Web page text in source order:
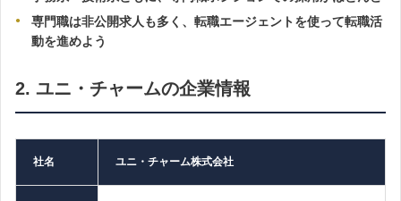
専門職は非公開求人も多く、転職エージェントを使って転職活
動を進めよう
2. ユニ・チャームの企業情報
社名 ユニ・チャーム株式会社